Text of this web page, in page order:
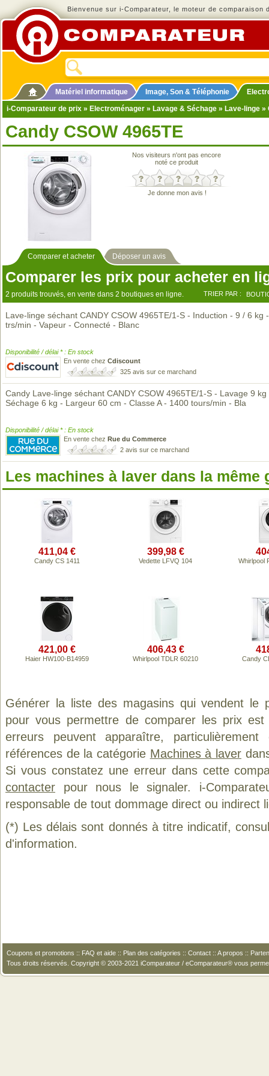
Bienvenue sur i-Comparateur, le moteur de comparaison
Matériel informatique Image, Son & Téléphonie
i-Comparateur de prix » Electroménager » Lavage & Séchage » Lave-linge »
Candy CSOW 4965TE
Nos visiteurs n'ont pas encore
noté ce produit
Je donne mon avis !
Comparer et acheter Déposer un avis
Comparer les prix pour acheter en
2 produits trouvés, en vente dans 2 boutiques en ligne. TRIER PAR :
Lave-linge séchant CANDY CSOW 4965TE/1-S - Induction - 9 / 6 kg
trs/min - Vapeur - Connecté - Blanc
Disponibilité / délai * : En stock
En vente chez Cdiscount
325 avis sur ce marchand
Candy Lave-linge séchant CANDY CSOW 4965TE/1-S - Lavage 9 kg
Séchage 6 kg - Largeur 60 cm - Classe A - 1400 tours/min - Bla
Disponibilité / délai * : En stock
En vente chez Rue du Commerce
2 avis sur ce marchand
Les machines à laver dans la même
411,04 €
Candy CS 1411
399,98 €
Vedette LFVQ 104 Whirlpool
421,00 €
Haier HW100-B14959
406,43 €
Whirlpool TDLR 60210 Candy
Générer la liste des magasins qui vendent le
pour vous permettre de comparer les prix
erreurs peuvent apparaître,
références de la catégorie Machines à laver
Si vous constatez une erreur dans cette
contacter pour nous le signaler. i-
responsable de tout dommage direct ou indirect
(*) Les délais sont donnés à titre indicatif,
d'information.
Coupons et promotions :: FAQ et aide :: Plan des catégories :: Contact :: A propos ::
Tous droits réservés. Copyright © 2003-2021 iComparateur / eComparateur® vous